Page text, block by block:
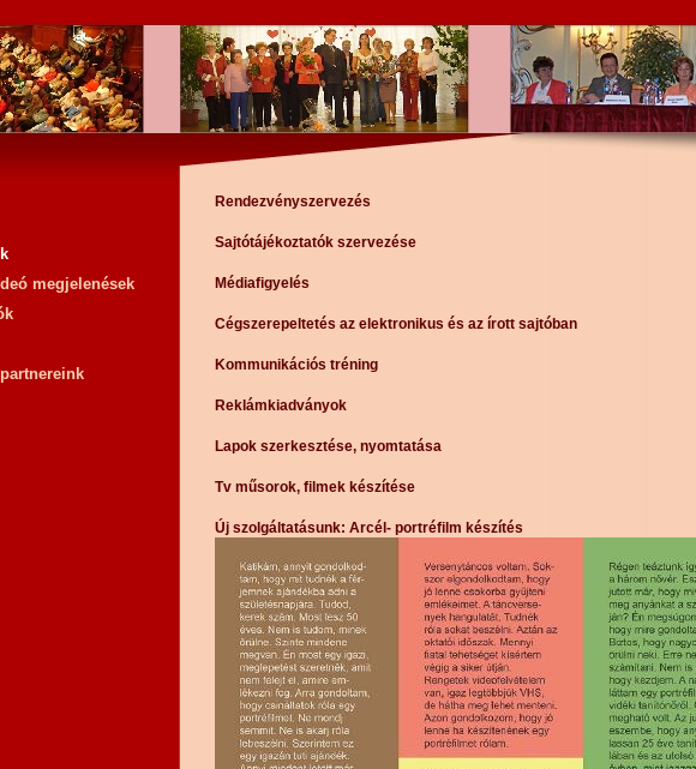
megjelenések
Rendezvényszervezés
Sajtótájékoztatók szervezése
Médiafigyelés
Cégszerepeltetés az elektronikus és az írott sajtóban
Kommunikációs tréning
Reklámkiadványok
Lapok szerkesztése, nyomtatása
Tv műsorok, filmek készítése
Új szolgáltatásunk: Arcél- portréfilm készítés